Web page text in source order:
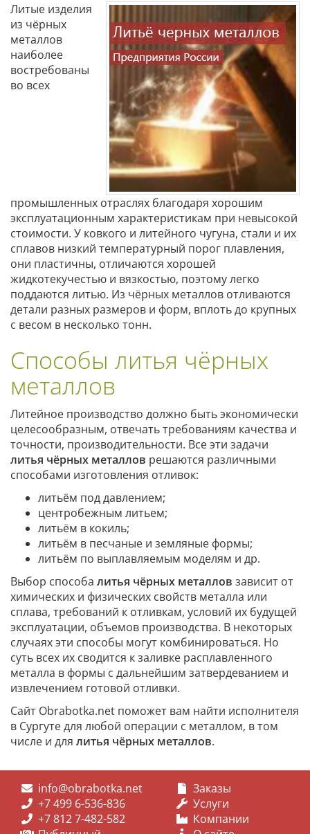
Литые изделия
из чёрных
металлов
наиболее
востребованы
во всех
промышленных отраслях благодаря хорошим
эксплуатационным характеристикам при невысокой
стоимости. У ковкого и литейного чугуна, стали и их
сплавов низкий температурный порог плавления,
они пластичны, отличаются хорошей
жидкотекучестью и вязкостью, поэтому легко
поддаются литью. Из чёрных металлов отливаются
детали разных размеров и форм, вплоть до крупных
с весом в несколько тонн.
Способы литья чёрных
металлов
Литейное производство должно быть экономически
целесообразным, отвечать требованиям качества и
точности, производительности. Все эти задачи
литья чёрных металлов решаются различными
способами изготовления отливок:
литьём под давлением;
центробежным литьем;
литьём в кокиль;
литьём в песчаные и земляные формы;
литьём по выплавляемым моделям и др.
Выбор способа литья чёрных металлов зависит от
химических и физических свойств металла или
сплава, требований к отливкам, условий их будущей
эксплуатации, объемов производства. В некоторых
случаях эти способы могут комбинироваться. Но
суть всех их сводится к заливке расплавленного
металла в формы с дальнейшим затвердеванием и
извлечением готовой отливки.
Сайт Obrabotka.net поможет вам найти исполнителя
в Сургуте для любой операции с металлом, в том
числе и для литья чёрных металлов.
info@obrabotka.net
+7 499 6-536-836
+7 812 7-482-582
Заказы
Услуги
Компании